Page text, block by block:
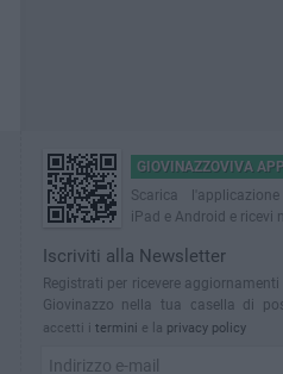
GIOVINAZZOVIVA APP
Scarica
iPad e Android e ricevi
Iscriviti alla Newsletter
Registrati per ricevere
Giovinazzo nella tua casella di
accetti i termini e la privacy policy